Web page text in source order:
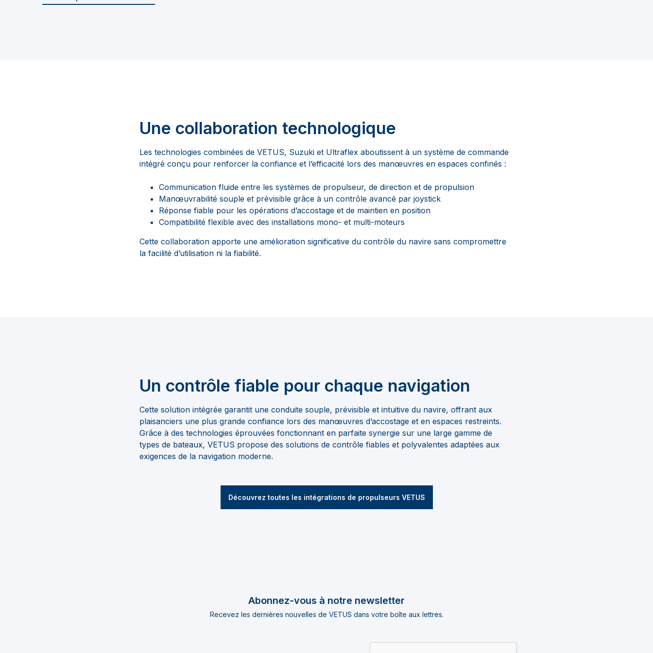
Une collaboration technologique
Les technologies combinées de VETUS, Suzuki et Ultraflex aboutissent à un système de commande
intégré conçu pour renforcer la confiance et l’efficacité lors des manœuvres en espaces confinés :
Communication fluide entre les systèmes de propulseur, de direction et de propulsion
Manœuvrabilité souple et prévisible grâce à un contrôle avancé par joystick
Réponse fiable pour les opérations d’accostage et de maintien en position
Compatibilité flexible avec des installations mono- et multi-moteurs
Cette collaboration apporte une amélioration significative du contrôle du navire sans compromettre
la facilité d’utilisation ni la fiabilité.
Un contrôle fiable pour chaque navigation
Cette solution intégrée garantit une conduite souple, prévisible et intuitive du navire, offrant aux
plaisanciers une plus grande confiance lors des manœuvres d’accostage et en espaces restreints.
Grâce à des technologies éprouvées fonctionnant en parfaite synergie sur une large gamme de
types de bateaux, VETUS propose des solutions de contrôle fiables et polyvalentes adaptées aux
exigences de la navigation moderne.
Découvrez toutes les intégrations de propulseurs VETUS
Abonnez-vous à notre newsletter
Recevez les dernières nouvelles de VETUS dans votre boîte aux lettres.